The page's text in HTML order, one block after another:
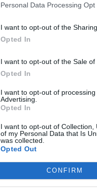
Personal Data Processing Opt
I want to opt-out of the
Opted In
I want to opt-out of the Sale of
Opted In
I want to opt-out of
Advertising.
Opted In
I want to opt-out of
of my Personal Data that Is
was collected.
Opted Out
CONFIRM